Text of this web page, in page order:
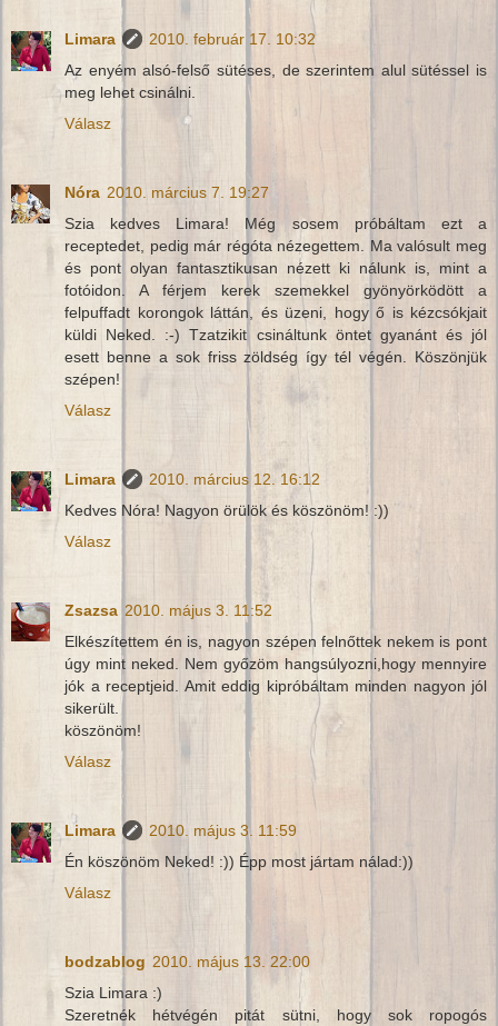
Limara
2010. február 17. 10:32
Az enyém alsó-felső sütéses, de szerintem alul sütéssel is
meg lehet csinálni.
Válasz
Nóra 2010. március 7. 19:27
Szia kedves Limara! Még sosem próbáltam ezt a
receptedet, pedig már régóta nézegettem. Ma valósult meg
és pont olyan fantasztikusan nézett ki nálunk is, mint a
fotóidon. A férjem kerek szemekkel gyönyörködött a
felpuffadt korongok láttán, és üzeni, hogy ő is kézcsókjait
küldi Neked. :-) Tzatzikit csináltunk öntet gyanánt és jól
esett benne a sok friss zöldség így tél végén. Köszönjük
szépen!
Válasz
Limara
2010. március 12. 16:12
Kedves Nóra! Nagyon örülök és köszönöm! :))
Válasz
Zsazsa 2010. május 3. 11:52
Elkészítettem én is, nagyon szépen felnőttek nekem is pont
úgy mint neked. Nem győzöm hangsúlyozni,hogy mennyire
jók a receptjeid. Amit eddig kipróbáltam minden nagyon jól
sikerült.
köszönöm!
Válasz
Limara
2010. május 3. 11:59
Én köszönöm Neked! :)) Épp most jártam nálad:))
Válasz
bodzablog 2010. május 13. 22:00
Szia Limara :)
Szeretnék hétvégén pitát sütni, hogy sok ropogós